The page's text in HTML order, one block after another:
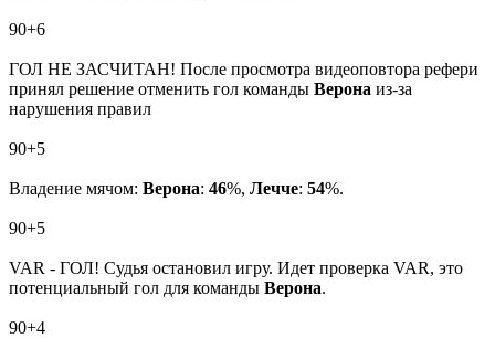
90+6
ГОЛ НЕ ЗАСЧИТАН! После просмотра видеоповтора рефери
принял решение отменить гол команды Верона из-за
нарушения правил
90+5
Владение мячом: Верона: 46%, Лечче: 54%.
90+5
VAR - ГОЛ! Судья остановил игру. Идет проверка VAR, это
потенциальный гол для команды Верона.
90+4